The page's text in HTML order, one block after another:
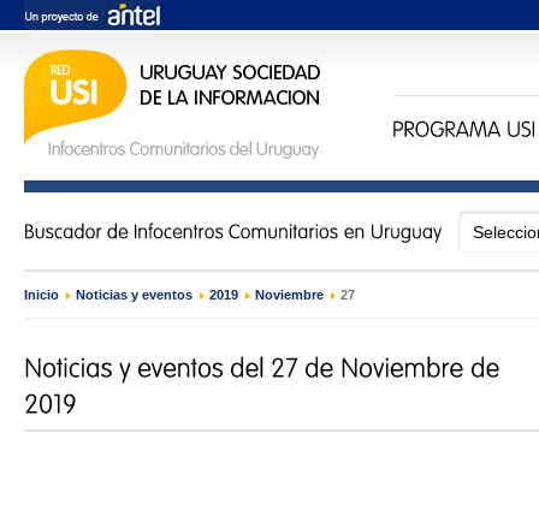
Inicio › Noticias y eventos › 2019 › Noviembre › 27